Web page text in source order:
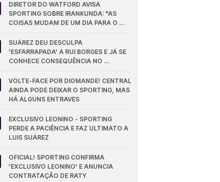
DIRETOR DO WATFORD AVISA
SPORTING SOBRE IRANKUNDA: "AS
COISAS MUDAM DE UM DIA PARA O
SUÁREZ DEU DESCULPA
'ESFARRAPADA' A RUI BORGES E JÁ SE
CONHECE CONSEQUÊNCIA NO
VOLTE-FACE POR DIOMANDE! CENTRAL
AINDA PODE DEIXAR O SPORTING, MAS
HÁ ALGUNS ENTRAVES
EXCLUSIVO LEONINO - SPORTING
PERDE A PACIÊNCIA E FAZ ULTIMATO A
LUIS SUÁREZ
OFICIAL! SPORTING CONFIRMA
'EXCLUSIVO LEONINO' E ANUNCIA
CONTRATAÇÃO DE RATY